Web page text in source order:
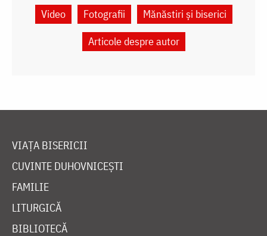
Video
Fotografii
Mănăstiri și biserici
Articole despre autor
VIAȚA BISERICII
CUVINTE DUHOVNICEȘTI
FAMILIE
LITURGICĂ
BIBLIOTECĂ